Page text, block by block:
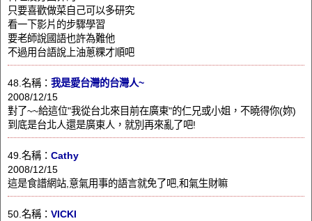
只要喜歡做菜自己可以多研究
看一下影片的步驟學習
要老師說國語也許為難他
不過用台語說上油蔥粿才順吧
48.名稱： 我是愛台灣的台灣人~
2008/12/15
對了~~給這位"我從台北來目前在廣東"的仁兄或小姐，不曉得你(妳)
到底是台北人還是廣東人，就別再來亂了吧!
49.名稱： Cathy
2008/12/15
這是食譜網站,意氣用事的語言就免了吧,和氣生財嘛
50.名稱： VICKI